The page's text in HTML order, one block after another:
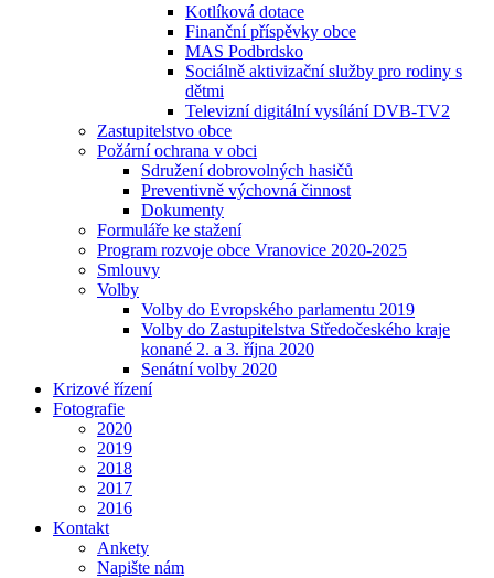
Kotlíková dotace
Finanční příspěvky obce
MAS Podbrdsko
Sociálně aktivizační služby pro rodiny s
dětmi
Televizní digitální vysílání DVB-TV2
Zastupitelstvo obce
Požární ochrana v obci
Sdružení dobrovolných hasičů
Preventivně výchovná činnost
Dokumenty
Formuláře ke stažení
Program rozvoje obce Vranovice 2020-2025
Smlouvy
Volby
Volby do Evropského parlamentu 2019
Volby do Zastupitelstva Středočeského kraje
konané 2. a 3. října 2020
Senátní volby 2020
Krizové řízení
Fotografie
2020
2019
2018
2017
2016
Kontakt
Ankety
Napište nám